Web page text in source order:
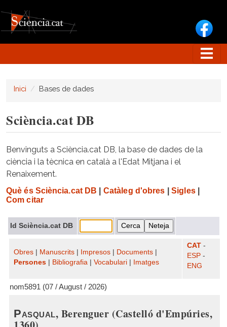
Inici Bases de dades
Sciència.cat DB
Benvinguts a Sciència.cat DB, la base de dades de la
ciència i la tècnica en català a l'Edat Mitjana i el
Renaixement.
Què és Sciència.cat DB Catàleg d'obres Sigles|
Com citar
Id Sciència.cat DB
Obres Manuscrits Impresos Documents
Persones
Bibliografia Vocabulari Imatges
CAT -
ESP -
ENG
nom5891 (07 / August / 2026)
Pasqual, Berenguer (Castelló d'Empúries,